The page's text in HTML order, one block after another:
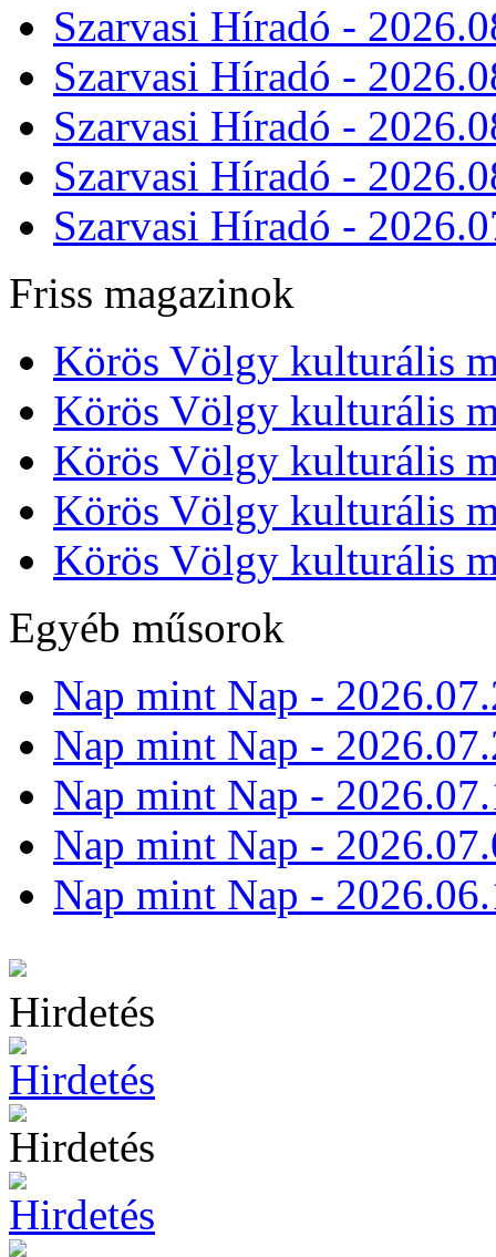
Szarvasi Híradó -
Szarvasi Híradó -
Szarvasi Híradó -
Szarvasi Híradó -
Szarvasi Híradó -
Friss magazinok
Körös Völgy kulturális
Körös Völgy kulturális
Körös Völgy kulturális
Körös Völgy kulturális
Körös Völgy kulturális
Egyéb műsorok
Nap mint Nap -
Nap mint Nap -
Nap mint Nap -
Nap mint Nap -
Nap mint Nap -
Hirdetés